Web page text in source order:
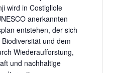
wird in Costigliole
anerkannten
entstehen, der sich
und dem
Wiederaufforstung,
und nachhaltige